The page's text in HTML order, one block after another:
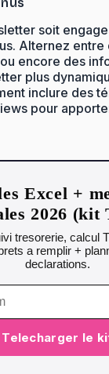
soit
Alternez entre
encore des
plus
inclure des
pour
Excel +
2026 (kit
tresorerie, calcul
a remplir +
declarations.
Telecharger le